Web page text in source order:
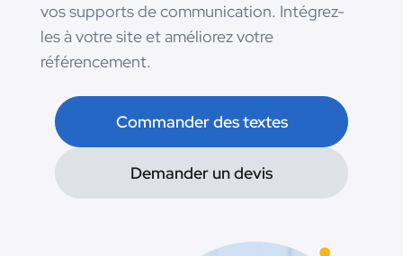
vos supports de communication. Intégrez-
les à votre site et améliorez votre
référencement.
Commander des textes
Demander un devis